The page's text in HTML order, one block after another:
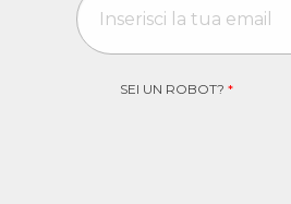
SEI UN ROBOT? *